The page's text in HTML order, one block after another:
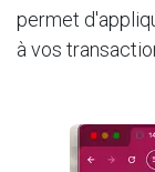
permet
à vos